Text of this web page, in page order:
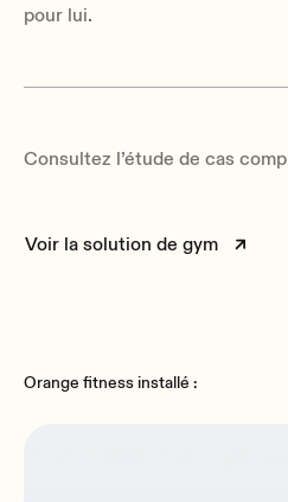
pour lui.
Consultez l’étude de cas
Voir la solution de gym
Orange fitness installé :